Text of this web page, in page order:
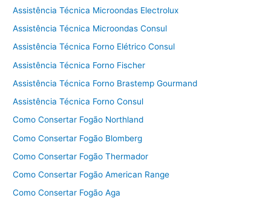
Assistência Técnica Microondas Electrolux
Assistência Técnica Microondas Consul
Assistência Técnica Forno Elétrico Consul
Assistência Técnica Forno Fischer
Assistência Técnica Forno Brastemp Gourmand
Assistência Técnica Forno Consul
Como Consertar Fogão Northland
Como Consertar Fogão Blomberg
Como Consertar Fogão Thermador
Como Consertar Fogão American Range
Como Consertar Fogão Aga